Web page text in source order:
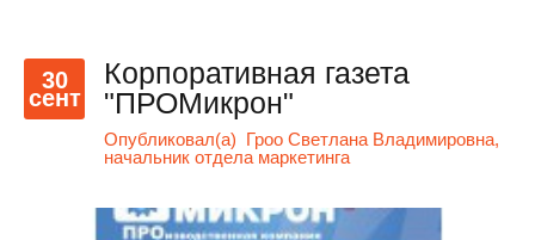
30
сент
Корпоративная газета
"ПРОМикрон"
Опубликовал(а) Гроо Светлана Владимировна,
начальник отдела маркетинга